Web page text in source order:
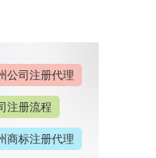
公司注册代理
注册流程
商标注册代理